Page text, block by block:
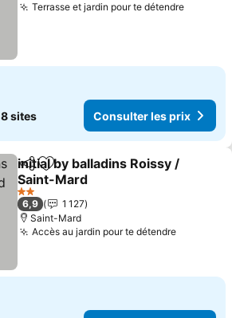
Terrasse et jardin pour te détendre
8 sites Consulter les prix
PartagerAjouter à mes favoris
initial by balladins Roissy /
Saint-Mard
2 Étoiles
6,9
1 127
Saint-Mard
Accès au jardin pour te détendre